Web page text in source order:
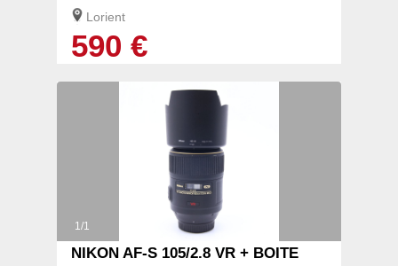
Lorient
590 €
1/1
NIKON AF-S 105/2.8 VR + BOITE